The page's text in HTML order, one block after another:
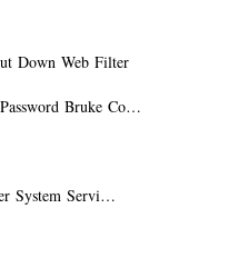
Down Web Filter
Bruke Co…
System Servi…